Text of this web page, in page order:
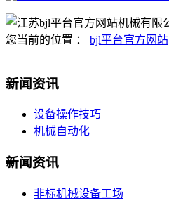
您当前的位置 ： bjl平台官方网站
新闻资讯
设备操作技巧
机械自动化
新闻资讯
非标机械设备工场